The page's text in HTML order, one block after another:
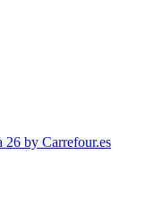
26 by Carrefour.es